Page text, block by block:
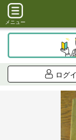
メニュー
ログ